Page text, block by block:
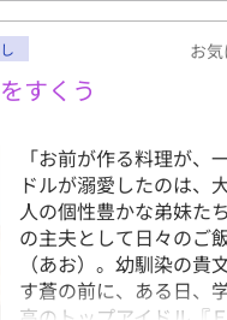
お
すくう
「お前が作る料理が
ドルが溺愛したのは、
人の個性豊かな弟妹た
の主夫として日々のご
（あお）。幼馴染の
す蒼の前に、ある日、